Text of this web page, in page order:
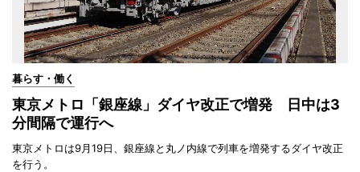
暮らす・働く
東京メトロ「銀座線」ダイヤ改正で増発 日中は3
分間隔で運行へ
東京メトロは9月19日、銀座線と丸ノ内線で列車を増発するダイヤ改正
を行う。